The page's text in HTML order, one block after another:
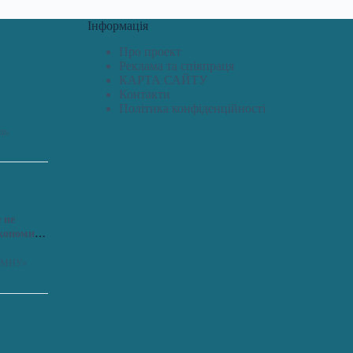
не
Інформація
Про проект
Реклама та співпраця
КАРТА САЙТУ
Контакти
Політика конфіденційності